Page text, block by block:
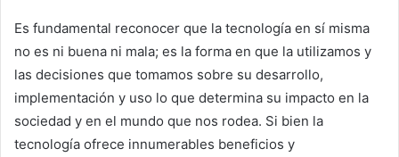
Es fundamental reconocer que la tecnología en sí misma
no es ni buena ni mala; es la forma en que la utilizamos y
las decisiones que tomamos sobre su desarrollo,
implementación y uso lo que determina su impacto en la
sociedad y en el mundo que nos rodea. Si bien la
tecnología ofrece innumerables beneficios y